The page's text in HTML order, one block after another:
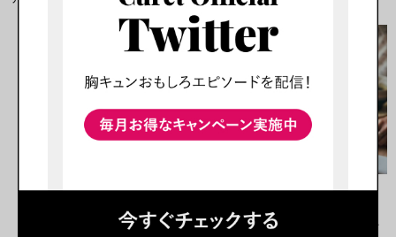
特集
マッチングアプリで100人以上